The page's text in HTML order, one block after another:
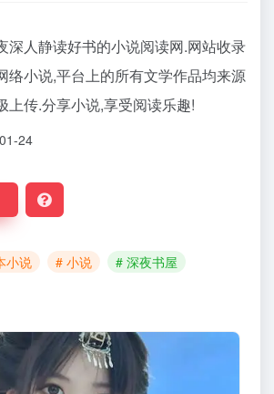
深人静读好书的小说阅读网.网站收录
络小说,平台上的所有文学作品均来源
上传.分享小说,享受阅读乐趣!
24
小说 # 小说
# 深夜书屋